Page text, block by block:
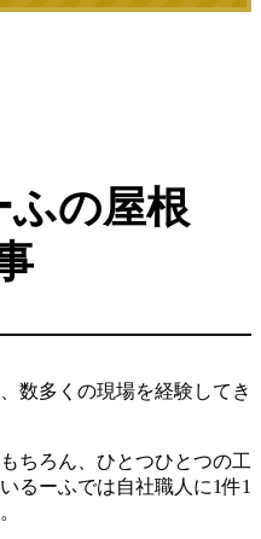
の屋根
数多くの現場を経験してき
ちろん、ひとつひとつの工
るーふでは自社職人に1件1